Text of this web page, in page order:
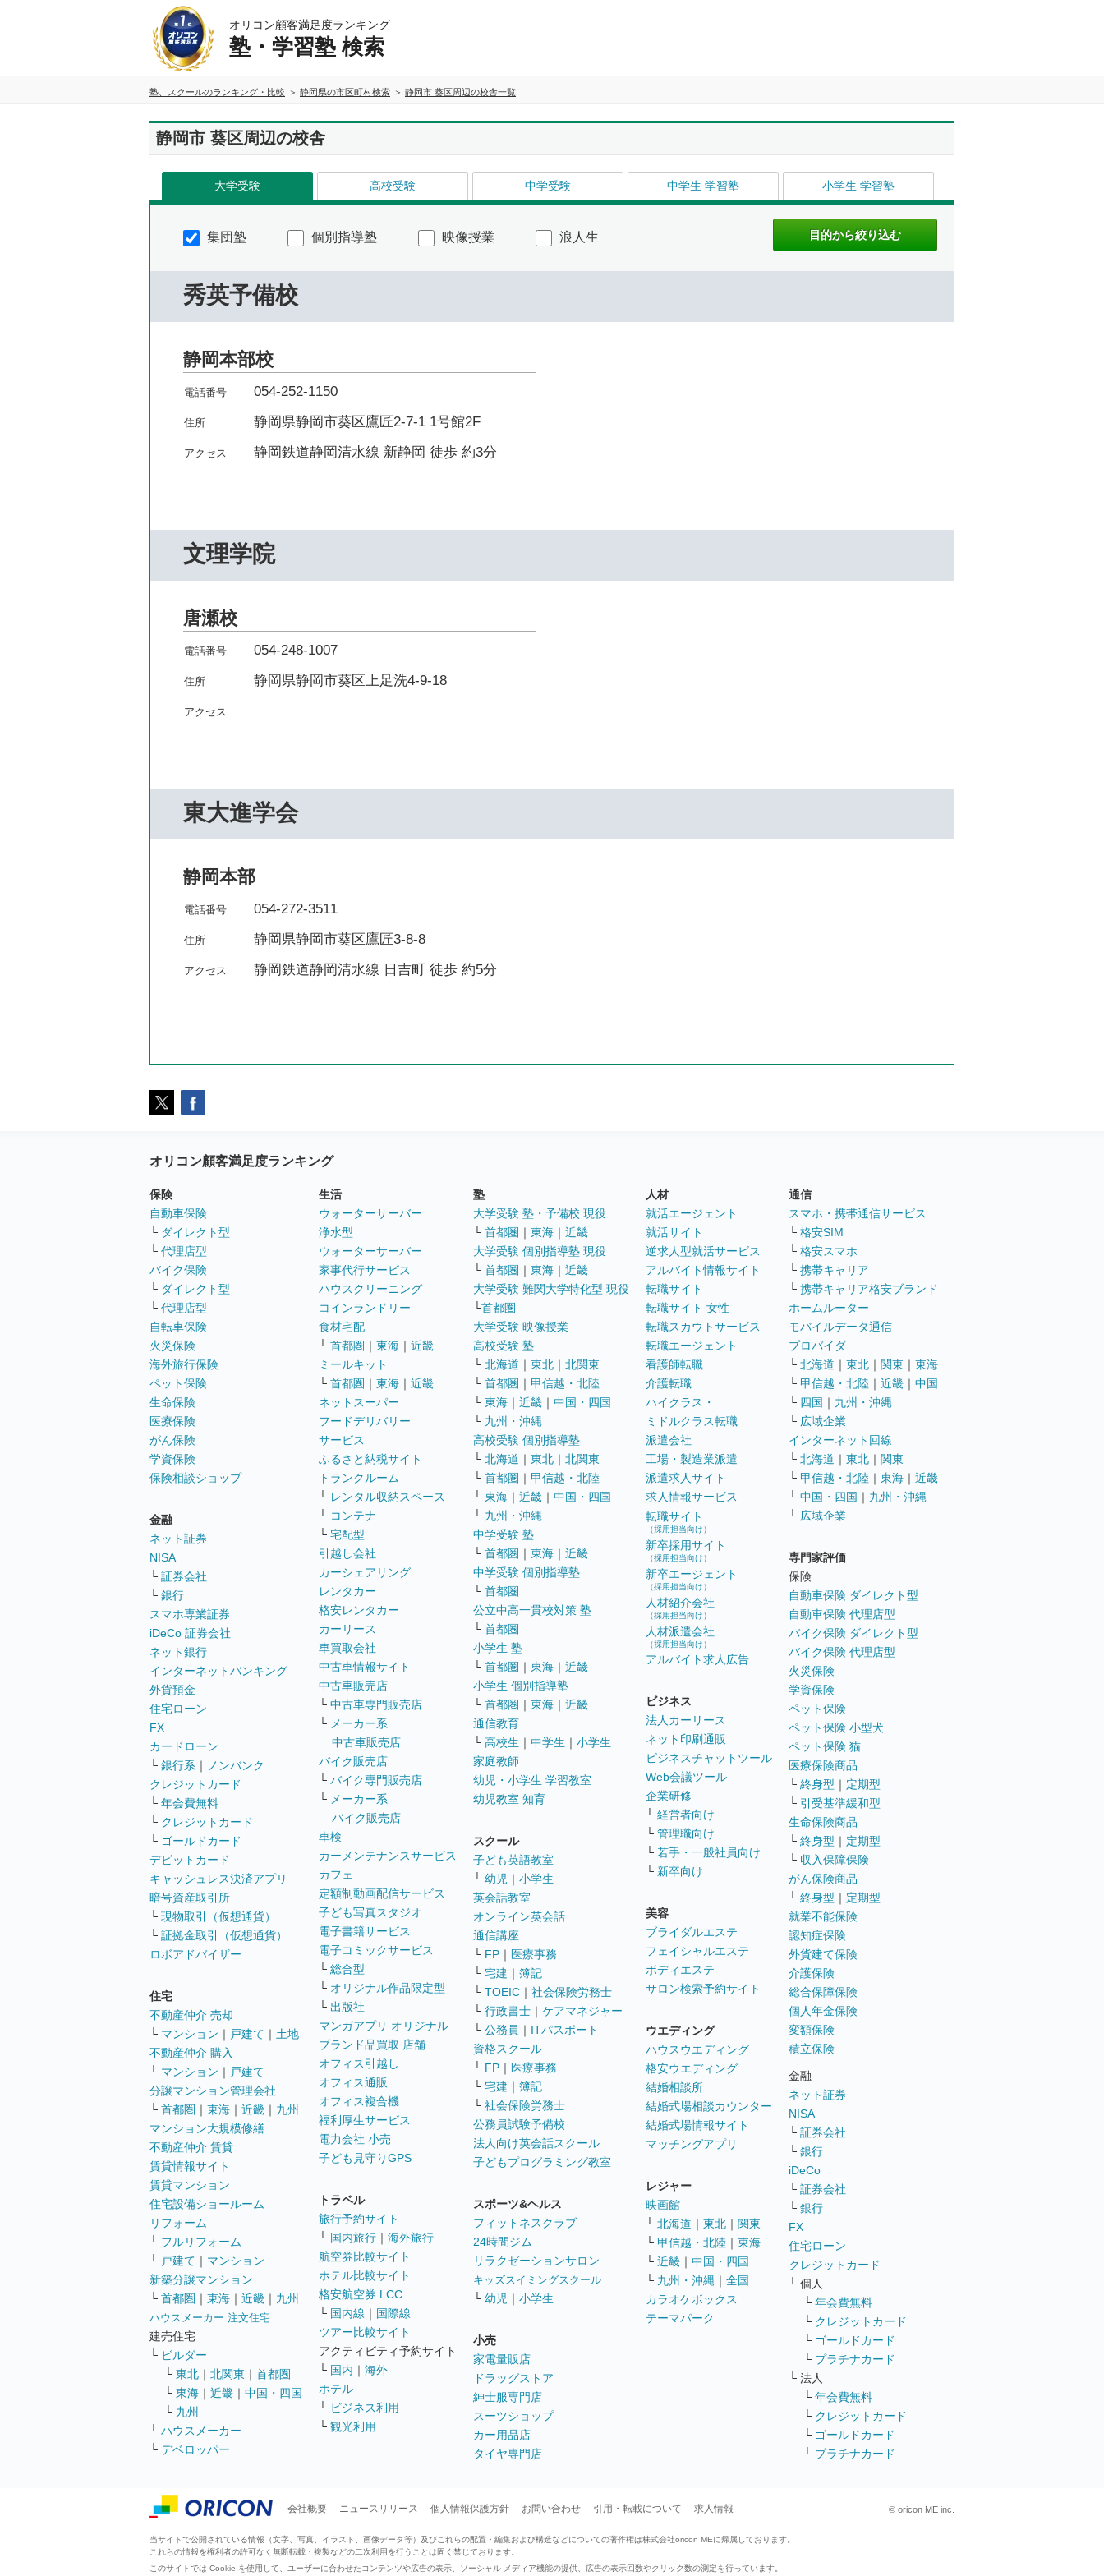
オリコン顧客満足度ランキング
塾・学習塾 検索
塾、スクールのランキング・比較 静岡県の市区町村検索 静岡市 葵区周辺の校舎一覧
静岡市 葵区周辺の校舎
大学受験 高校受験 中学受験 中学生 学習塾 小学生 学習塾
集団塾 個別指導塾 映像授業 浪人生
秀英予備校
静岡本部校
054-252-1150
静岡県静岡市葵区鷹匠2-7-1 1号館2F
静岡鉄道静岡清水線 新静岡 徒歩 約3分
文理学院
唐瀬校
054-248-1007
静岡県静岡市葵区上足洗4-9-18
東大進学会
静岡本部
054-272-3511
静岡県静岡市葵区鷹匠3-8-8
静岡鉄道静岡清水線 日吉町 徒歩 約5分
オリコン顧客満足度ランキング
保険
自動車保険
└ ダイレクト型
└ 代理店型
バイク保険
└ ダイレクト型
└ 代理店型
自転車保険
火災保険
海外旅行保険
ペット保険
生命保険
医療保険
がん保険
学資保険
保険相談ショップ
金融
ネット証券
NISA
└ 証券会社
└ 銀行
スマホ専業証券
iDeCo 証券会社
ネット銀行
インターネットバンキング
外貨預金
住宅ローン
FX
カードローン
└ 銀行系 ｜
ノンバンク
クレジットカード
└ 年会費無料
└ クレジットカード
└ ゴールドカード
デビットカード
キャッシュレス決済アプリ
暗号資産取引所
└ 現物取引（仮想通貨）
└ 証拠金取引（仮想通貨）
ロボアドバイザー
住宅
不動産仲介 売却
└ マンション ｜ 戸建て ｜ 土地
不動産仲介 購入
└ マンション ｜ 戸建て
分譲マンション管理会社
└ 首都圏 ｜ 東海 ｜ 近畿 ｜ 九州
マンション大規模修繕
不動産仲介 賃貸
賃貸情報サイト
賃貸マンション
住宅設備ショールーム
リフォーム
└ フルリフォーム
└ 戸建て ｜ マンション
新築分譲マンション
└ 首都圏 ｜ 東海 ｜ 近畿 ｜ 九州
ハウスメーカー 注文住宅
建売住宅
└ ビルダー
└ 東北 ｜ 北関東 ｜ 首都圏
└ 東海 ｜ 近畿 ｜ 中国・四国
└ 九州
└ ハウスメーカー
└ デベロッパー
生活
ウォーターサーバー
浄水型
ウォーターサーバー
家事代行サービス
ハウスクリーニング
コインランドリー
食材宅配
└ 首都圏 ｜ 東海 ｜ 近畿
ミールキット
└ 首都圏 ｜ 東海 ｜ 近畿
ネットスーパー
フードデリバリー
サービス
ふるさと納税サイト
トランクルーム
└ レンタル収納スペース
└ コンテナ
└ 宅配型
引越し会社
カーシェアリング
レンタカー
格安レンタカー
カーリース
車買取会社
中古車情報サイト
中古車販売店
└ 中古車専門販売店
└ メーカー系
中古車販売店
バイク販売店
└ バイク専門販売店
└ メーカー系
バイク販売店
車検
カーメンテナンスサービス
カフェ
定額制動画配信サービス
子ども写真スタジオ
電子書籍サービス
電子コミックサービス
└ 総合型
└ オリジナル作品限定型
└ 出版社
マンガアプリ オリジナル
ブランド品買取 店舗
オフィス引越し
オフィス通販
オフィス複合機
福利厚生サービス
電力会社 小売
子ども見守りGPS
トラベル
旅行予約サイト
└ 国内旅行 ｜ 海外旅行
航空券比較サイト
ホテル比較サイト
格安航空券 LCC
└ 国内線 ｜ 国際線
ツアー比較サイト
アクティビティ予約サイト
└ 国内 ｜ 海外
ホテル
└ ビジネス利用
└ 観光利用
塾
大学受験 塾・予備校 現役
└ 首都圏 ｜ 東海 ｜ 近畿
大学受験 個別指導塾 現役
└ 首都圏 ｜ 東海 ｜ 近畿
大学受験 難関大学特化型 現役
└首都圏
大学受験 映像授業
高校受験 塾
└ 北海道 ｜ 東北 ｜ 北関東
└ 首都圏 ｜ 甲信越・北陸
└ 東海 ｜ 近畿 ｜ 中国・四国
└ 九州・沖縄
高校受験 個別指導塾
└ 北海道 ｜ 東北 ｜ 北関東
└ 首都圏 ｜ 甲信越・北陸
└ 東海 ｜ 近畿 ｜ 中国・四国
└ 九州・沖縄
中学受験 塾
└ 首都圏 ｜ 東海 ｜ 近畿
中学受験 個別指導塾
└ 首都圏
公立中高一貫校対策 塾
└ 首都圏
小学生 塾
└ 首都圏 ｜ 東海 ｜ 近畿
小学生 個別指導塾
└ 首都圏 ｜ 東海 ｜ 近畿
通信教育
└ 高校生 ｜ 中学生 ｜ 小学生
家庭教師
幼児・小学生 学習教室
幼児教室 知育
スクール
子ども英語教室
└ 幼児 ｜ 小学生
英会話教室
オンライン英会話
通信講座
└ FP ｜ 医療事務
└ 宅建 ｜ 簿記
└ TOEIC ｜ 社会保険労務士
└ 行政書士 ｜ ケアマネジャー
└ 公務員 ｜ ITパスポート
資格スクール
└ FP ｜ 医療事務
└ 宅建 ｜ 簿記
└ 社会保険労務士
公務員試験予備校
法人向け英会話スクール
子どもプログラミング教室
スポーツ&ヘルス
フィットネスクラブ
24時間ジム
リラクゼーションサロン
キッズスイミングスクール
└ 幼児 ｜ 小学生
小売
家電量販店
ドラッグストア
紳士服専門店
スーツショップ
カー用品店
タイヤ専門店
人材
就活エージェント
就活サイト
逆求人型就活サービス
アルバイト情報サイト
転職サイト
転職サイト 女性
転職スカウトサービス
転職エージェント
看護師転職
介護転職
ハイクラス・
ミドルクラス転職
派遣会社
工場・製造業派遣
派遣求人サイト
求人情報サービス
転職サイト
（採用担当向け）
新卒採用サイト
（採用担当向け）
新卒エージェント
（採用担当向け）
人材紹介会社
（採用担当向け）
人材派遣会社
（採用担当向け）
アルバイト求人広告
ビジネス
法人カーリース
ネット印刷通販
ビジネスチャットツール
Web会議ツール
企業研修
└ 経営者向け
└ 管理職向け
└ 若手・一般社員向け
└ 新卒向け
美容
ブライダルエステ
フェイシャルエステ
ボディエステ
サロン検索予約サイト
ウエディング
ハウスウエディング
格安ウエディング
結婚相談所
結婚式場相談カウンター
結婚式場情報サイト
マッチングアプリ
レジャー
映画館
└ 北海道 ｜ 東北 ｜ 関東
└ 甲信越・北陸 ｜ 東海
└ 近畿 ｜ 中国・四国
└ 九州・沖縄 ｜ 全国
カラオケボックス
テーマパーク
通信
スマホ・携帯通信サービス
└ 格安SIM
└ 格安スマホ
└ 携帯キャリア
└ 携帯キャリア格安ブランド
ホームルーター
モバイルデータ通信
プロバイダ
└ 北海道 ｜ 東北 ｜ 関東 ｜ 東海
└ 甲信越・北陸 ｜ 近畿 ｜ 中国
└ 四国 ｜ 九州・沖縄
└ 広域企業
インターネット回線
└ 北海道 ｜ 東北 ｜ 関東
└ 甲信越・北陸 ｜ 東海 ｜ 近畿
└ 中国・四国 ｜ 九州・沖縄
└ 広域企業
専門家評価
保険
自動車保険 ダイレクト型
自動車保険 代理店型
バイク保険 ダイレクト型
バイク保険 代理店型
火災保険
学資保険
ペット保険
ペット保険 小型犬
ペット保険 猫
医療保険商品
└ 終身型 ｜ 定期型
└ 引受基準緩和型
生命保険商品
└ 終身型 ｜ 定期型
└ 収入保障保険
がん保険商品
└ 終身型 ｜ 定期型
就業不能保険
認知症保険
外貨建て保険
介護保険
総合保障保険
個人年金保険
変額保険
積立保険
金融
ネット証券
NISA
└ 証券会社
└ 銀行
iDeCo
└ 証券会社
└ 銀行
FX
住宅ローン
クレジットカード
└ 個人
└ 年会費無料
└ クレジットカード
└ ゴールドカード
└ プラチナカード
└ 法人
└ 年会費無料
└ クレジットカード
└ ゴールドカード
└ プラチナカード
会社概要 ニュースリリース 個人情報保護方針 お問い合わせ 引用・転載について 求人情報 © oricon ME inc.
当サイトで公開されている情報（文字、写真、イラスト、画像データ等）及びこれらの配置・編集および構造などについての著作権は株式会社oricon MEに帰属しております。
これらの情報を権利者の許可なく無断転載・複製などの二次利用を行うことは固く禁じております。
このサイトでは Cookie を使用して、ユーザーに合わせたコンテンツや広告の表示、ソーシャル メディア機能の提供、広告の表示回数やクリック数の測定を行っています。